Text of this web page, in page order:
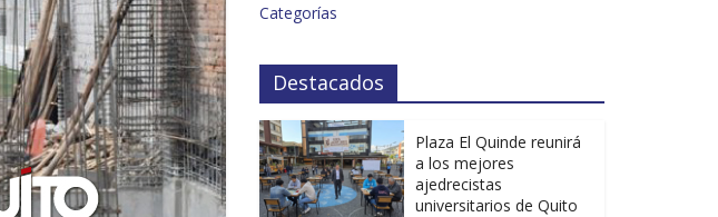
Categorías
Destacados
Plaza El Quinde reunirá
a los mejores
ajedrecistas
universitarios de Quito